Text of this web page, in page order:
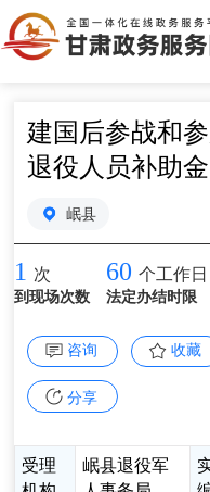
建国后参战和
退役人员补助
岷县
1 次
到现场次数
60 个工作日
法定办结时限
咨询 收藏
分享
受理
岷县退役军